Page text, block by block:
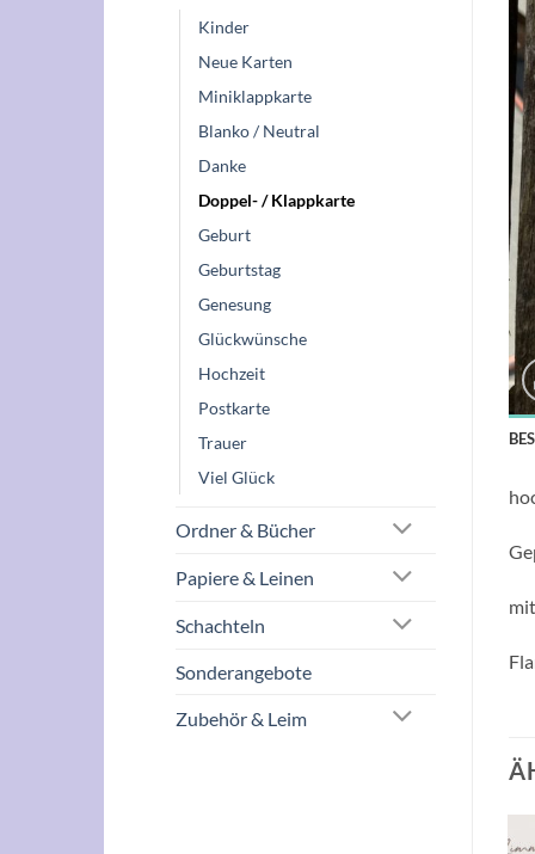
Kinder
Neue Karten
Miniklappkarte
Blanko / Neutral
Danke
Doppel- / Klappkarte
Geburt
Geburtstag
Genesung
Glückwünsche
Hochzeit
Postkarte
Trauer
Viel Glück
Ordner & Bücher
Papiere & Leinen
Schachteln
Sonderangebote
Zubehör & Leim